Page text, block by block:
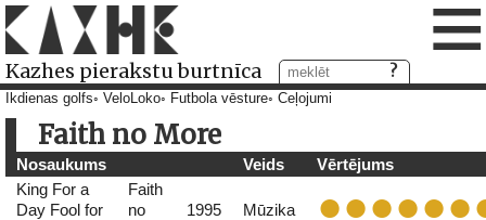
Kazhes pierakstu burtnīca ≡
Ikdienas golfs VeloLoko Futbola vēsture Ceļojumi
Faith no More
Nosaukums Veids
Vērtējums
King For a
Day Fool for
Faith
no
1995 Mūzika